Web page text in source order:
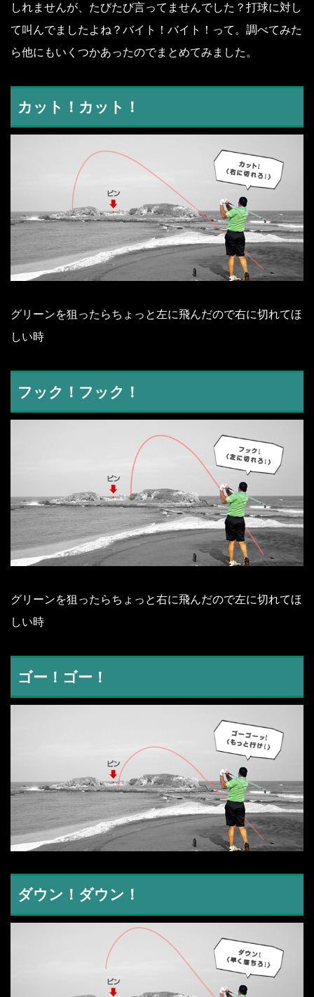
しれませんが、たびたび言ってませんでした？打球に対し
て叫んでましたよね？バイト！バイト！って。調べてみた
ら他にもいくつかあったのでまとめてみました。
カット！カット！
グリーンを狙ったらちょっと左に飛んだので右に切れてほ
しい時
フック！フック！
グリーンを狙ったらちょっと右に飛んだので左に切れてほ
しい時
ゴー！ゴー！
ダウン！ダウン！